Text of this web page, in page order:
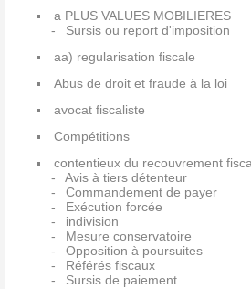
a PLUS VALUES MOBILIERES
Sursis ou report d'imposition
aa) regularisation fiscale
Abus de droit et fraude à la loi
avocat fiscaliste
Compétitions
contentieux du recouvrement
Avis à tiers détenteur
Commandement de payer
Exécution forcée
indivision
Mesure conservatoire
Opposition à poursuites
Référés fiscaux
Sursis de paiement